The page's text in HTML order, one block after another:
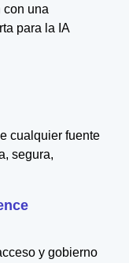
con una
para la IA
cualquier fuente
segura,
y gobierno